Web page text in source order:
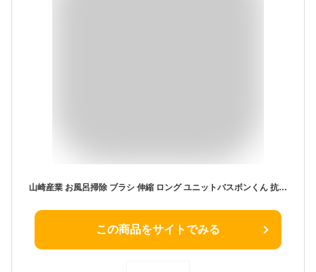
山崎産業 お風呂掃除 ブラシ 伸縮 ロング ユニットバスボンくん 抗菌 グリーン 175024
この商品をサイトでみる